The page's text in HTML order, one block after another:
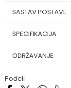
SASTAV POSTAVE
SPECIFIKACIJA
ODRŽAVANJE
Podeli